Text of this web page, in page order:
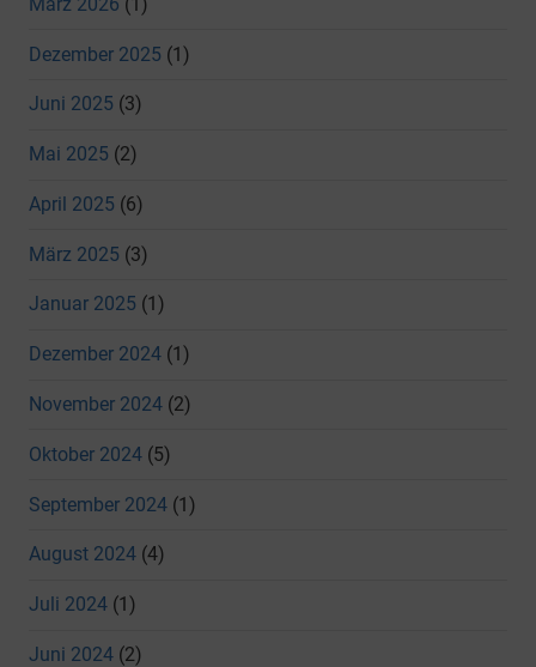
Dezember 2025 (1)
Juni 2025 (3)
Mai 2025 (2)
April 2025 (6)
März 2025 (3)
Januar 2025 (1)
Dezember 2024 (1)
November 2024 (2)
Oktober 2024 (5)
September 2024 (1)
August 2024 (4)
Juli 2024 (1)
Juni 2024 (2)